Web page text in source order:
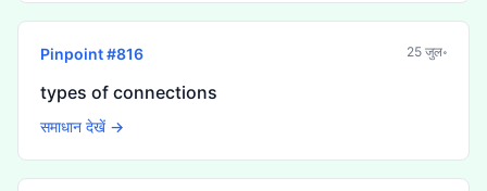
Pinpoint #816 25 जुल॰
types of connections
समाधान देखें →